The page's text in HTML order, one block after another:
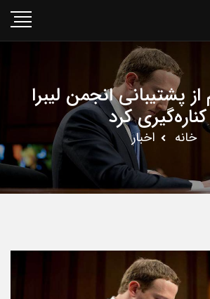
پشتیبانی انجمن لیبرا
کناره‌گیری کرد
خانه اخبار